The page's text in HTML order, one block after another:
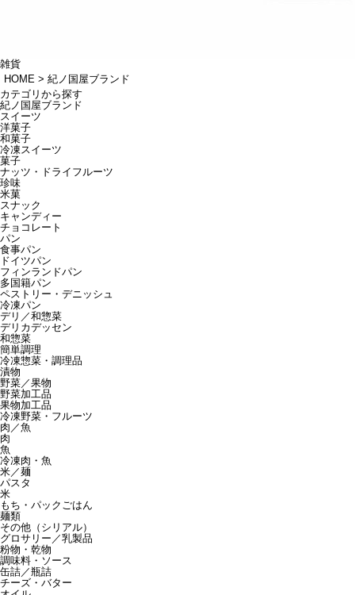
雑貨
HOME
紀ノ国屋ブランド
カテゴリから探す
紀ノ国屋ブランド
スイーツ
洋菓子
和菓子
冷凍スイーツ
菓子
ナッツ・ドライフルーツ
珍味
米菓
スナック
キャンディー
チョコレート
パン
食事パン
ドイツパン
フィンランドパン
多国籍パン
ペストリー・デニッシュ
冷凍パン
デリ／和惣菜
デリカデッセン
和惣菜
簡単調理
冷凍惣菜・調理品
漬物
野菜／果物
野菜加工品
果物加工品
冷凍野菜・フルーツ
肉／魚
肉
魚
冷凍肉・魚
米／麺
パスタ
米
もち・パックごはん
麺類
その他（シリアル）
グロサリー／乳製品
粉物・乾物
調味料・ソース
缶詰／瓶詰
チーズ・バター